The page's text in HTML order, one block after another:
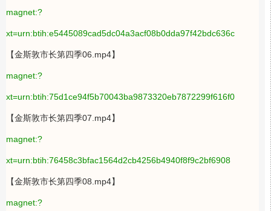
magnet:?
xt=urn:btih:e5445089cad5dc04a3acf08b0dda97f42bdc636c
【金斯敦市长第四季06.mp4】
magnet:?
xt=urn:btih:75d1ce94f5b70043ba9873320eb7872299f616f0
【金斯敦市长第四季07.mp4】
magnet:?
xt=urn:btih:76458c3bfac1564d2cb4256b4940f8f9c2bf6908
【金斯敦市长第四季08.mp4】
magnet:?